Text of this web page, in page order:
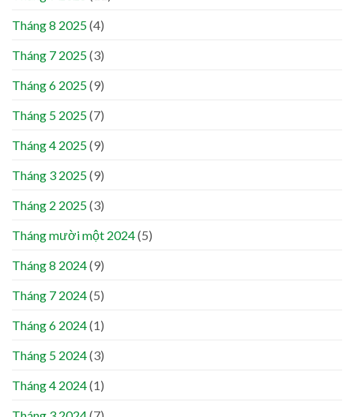
Tháng 8 2025(4)
Tháng 7 2025(3)
Tháng 6 2025(9)
Tháng 5 2025(7)
Tháng 4 2025(9)
Tháng 3 2025(9)
Tháng 2 2025(3)
Tháng mười một 2024(5)
Tháng 8 2024(9)
Tháng 7 2024(5)
Tháng 6 2024(1)
Tháng 5 2024(3)
Tháng 4 2024(1)